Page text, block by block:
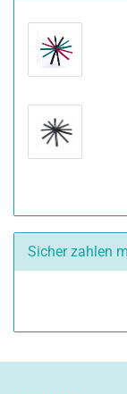
Sicher zahlen